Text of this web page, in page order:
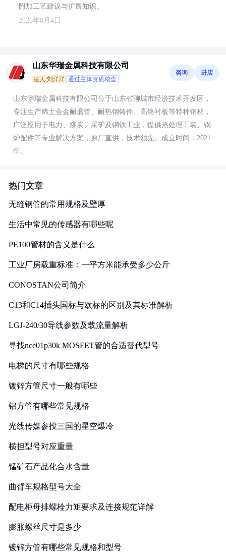
附加工艺建议与扩展知识。
2026年8月4日
山东华瑞金属科技有限公司
法人:刘洋洋 通过主体资质核查
咨询 进店
山东华瑞金属科技有限公司位于山东省聊城市经济技术开发区，
专注生产稀土合金耐磨管、耐热钢铸件、高铬衬板等特种钢材，
广泛应用于电力、煤炭、采矿及钢铁工业，提供热处理工装、锅
炉配件等专业解决方案，原厂直供，技术领先。成立时间：2021
年。
热门文章
无缝钢管的常用规格及壁厚
生活中常见的传感器有哪些呢
PE100管材的含义是什么
工业厂房载重标准：一平方米能承受多少公斤
CONOSTAN公司简介
C13和C14插头国标与欧标的区别及其标准解析
LGJ-240/30导线参数及载流量解析
寻找nce01p30k MOSFET管的合适替代型号
电梯的尺寸有哪些规格
镀锌方管尺寸一般有哪些
铝方管有哪些常见规格
光线传媒参投三国的星空爆冷
横担型号对应重量
锰矿石产品化合水含量
曲臂车规格型号大全
配电柜母排螺栓力矩要求及连接规范详解
膨胀螺丝尺寸是多少
镀锌方管有哪些常见规格和型号